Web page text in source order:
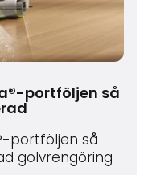
portföljen så
portföljen så
golvrengöring